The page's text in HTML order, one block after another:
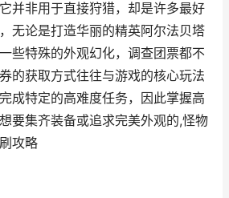
并非用于直接狩猎，却是许多最好
无论是打造华丽的精英阿尔法贝塔
些特殊的外观幻化，调查团票都不
的获取方式往往与游戏的核心玩法
成特定的高难度任务，因此掌握高
要集齐装备或追求完美外观的,怪物
攻略